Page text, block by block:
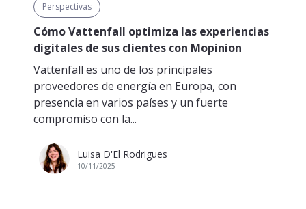
Perspectivas
Cómo Vattenfall optimiza las experiencias
digitales de sus clientes con Mopinion
Vattenfall es uno de los principales
proveedores de energía en Europa, con
presencia en varios países y un fuerte
compromiso con la...
Luisa D'El Rodrigues
10/11/2025